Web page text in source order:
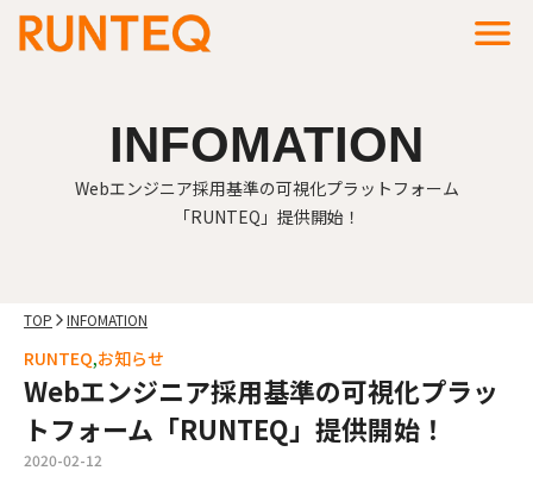
menu
INFOMATION
Webエンジニア採用基準の可視化プラットフォーム
「RUNTEQ」提供開始！
TOP arrow_forward_ios INFOMATION
RUNTEQ お知らせ
Webエンジニア採用基準の可視化プラッ
トフォーム「RUNTEQ」提供開始！
2020-02-12